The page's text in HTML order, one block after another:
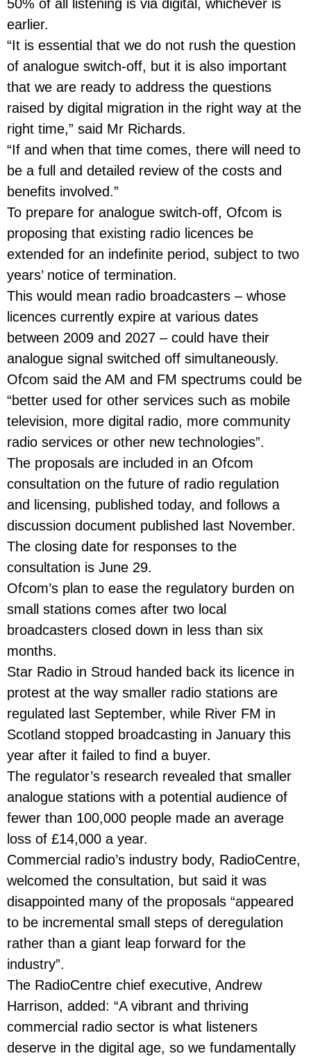
50% of all listening is via digital, whichever is
earlier.
“It is essential that we do not rush the question
of analogue switch-off, but it is also important
that we are ready to address the questions
raised by digital migration in the right way at the
right time,” said Mr Richards.
“If and when that time comes, there will need to
be a full and detailed review of the costs and
benefits involved.”
To prepare for analogue switch-off, Ofcom is
proposing that existing radio licences be
extended for an indefinite period, subject to two
years’ notice of termination.
This would mean radio broadcasters – whose
licences currently expire at various dates
between 2009 and 2027 – could have their
analogue signal switched off simultaneously.
Ofcom said the AM and FM spectrums could be
“better used for other services such as mobile
television, more digital radio, more community
radio services or other new technologies”.
The proposals are included in an Ofcom
consultation on the future of radio regulation
and licensing, published today, and follows a
discussion document published last November.
The closing date for responses to the
consultation is June 29.
Ofcom’s plan to ease the regulatory burden on
small stations comes after two local
broadcasters closed down in less than six
months.
Star Radio in Stroud handed back its licence in
protest at the way smaller radio stations are
regulated last September, while River FM in
Scotland stopped broadcasting in January this
year after it failed to find a buyer.
The regulator’s research revealed that smaller
analogue stations with a potential audience of
fewer than 100,000 people made an average
loss of £14,000 a year.
Commercial radio’s industry body, RadioCentre,
welcomed the consultation, but said it was
disappointed many of the proposals “appeared
to be incremental small steps of deregulation
rather than a giant leap forward for the
industry”.
The RadioCentre chief executive, Andrew
Harrison, added: “A vibrant and thriving
commercial radio sector is what listeners
deserve in the digital age, so we fundamentally